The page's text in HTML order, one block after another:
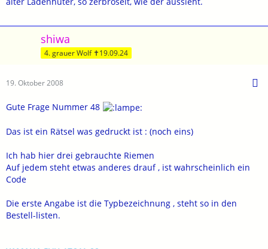
shiwa
4. grauer Wolf ✝19.09.24
19. Oktober 2008
Gute Frage Nummer 48
Das ist ein Rätsel was gedruckt ist : (noch eins)
Ich hab hier drei gebrauchte Riemen
Auf jedem steht etwas anderes drauf , ist wahrscheinlich ein
Code
Die erste Angabe ist die Typbezeichnung , steht so in den
Bestell-listen.